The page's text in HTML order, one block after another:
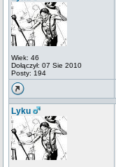
Wiek: 46
Dołączył: 07 Sie 2010
Posty: 194
Lyku